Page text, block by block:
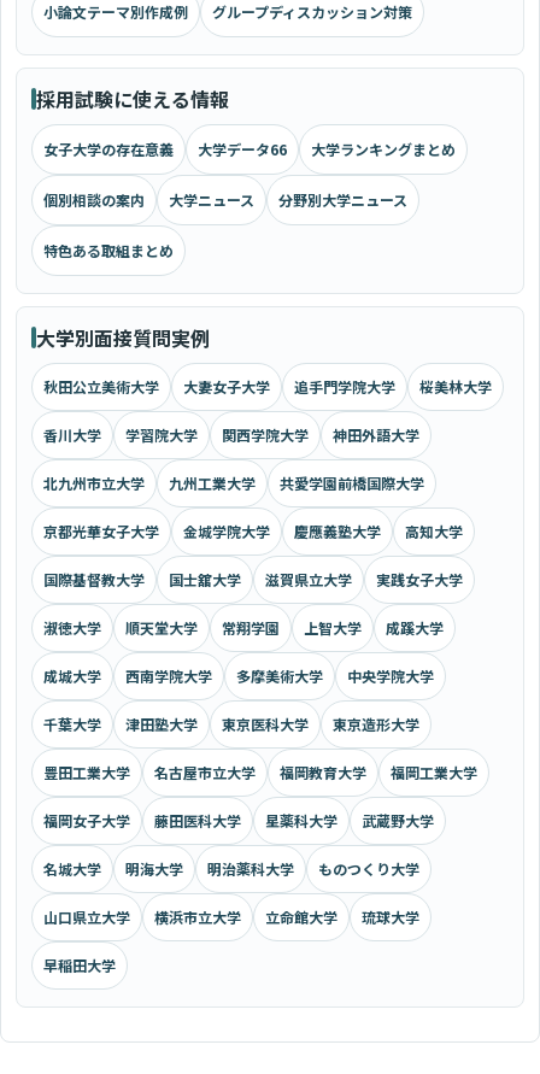
小論文テーマ別作成例 グループディスカッション対策
採用試験に使える情報
女子大学の存在意義 大学データ66 大学ランキングまとめ
個別相談の案内 大学ニュース 分野別大学ニュース
特色ある取組まとめ
大学別面接質問実例
秋田公立美術大学 大妻女子大学 追手門学院大学 桜美林大学
香川大学 学習院大学 関西学院大学 神田外語大学
北九州市立大学 九州工業大学 共愛学園前橋国際大学
京都光華女子大学 金城学院大学 慶應義塾大学 高知大学
国際基督教大学 国士舘大学 滋賀県立大学 実践女子大学
淑徳大学 順天堂大学 常翔学園 上智大学 成蹊大学
成城大学 西南学院大学 多摩美術大学 中央学院大学
千葉大学 津田塾大学 東京医科大学 東京造形大学
豊田工業大学 名古屋市立大学 福岡教育大学 福岡工業大学
福岡女子大学 藤田医科大学 星薬科大学 武蔵野大学
名城大学 明海大学 明治薬科大学 ものつくり大学
山口県立大学 横浜市立大学 立命館大学 琉球大学
早稲田大学